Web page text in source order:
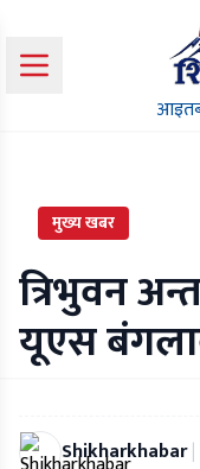
मुख्य खबर
त्रिभुवन
यूएस
Shikharkhabar|